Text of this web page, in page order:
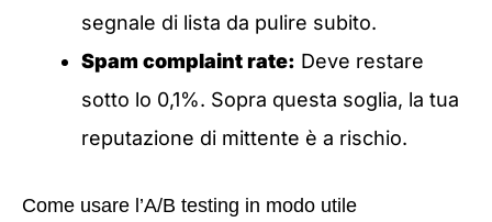
segnale di lista da pulire subito.
Spam complaint rate: Deve restare
sotto lo 0,1%. Sopra questa soglia, la tua
reputazione di mittente è a rischio.
Come usare l’A/B testing in modo utile